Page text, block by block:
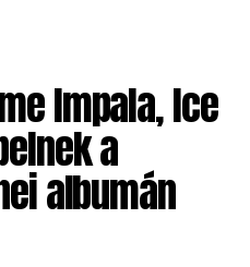
Impala, Ice
a
albumán